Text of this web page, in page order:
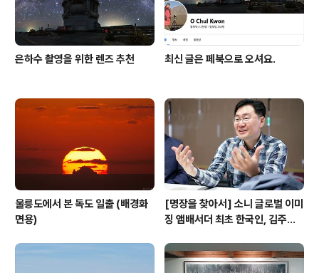
은하수 촬영을 위한 렌즈 추천 최신 글은 페북으로 오셔요.
울릉도에서 본 독도 일출 (배경화
면용)
[명장을 찾아서] 소니 글로벌 이미
징 앰배서더 최초 한국인, 김주원·